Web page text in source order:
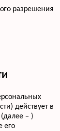
разрешения
действует в
– )
его